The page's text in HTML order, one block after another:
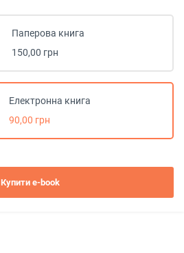
Паперова книга
150,00 грн
Електронна книга
90,00 грн
Купити e-book